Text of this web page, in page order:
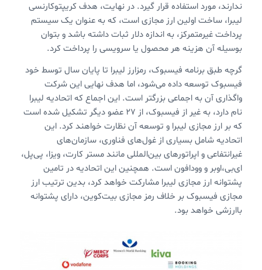
ندارند، مورد استفاده قرار گیرد. در نهایت، هدف کریپتوکارنسی
لیبرا، ساخت اولین ارز مجازی است، که به عنوان یک سیستم
پرداخت غیرمتمرکز، به اندازه دلار ثبات داشته باشد و بتوان
بوسیله آن هزینه هر محصول یا سرویسی را پرداخت کرد.
گرچه طبق برنامه فیسبوک،‌ رمزارز لیبرا تا پایان سال توسط خود
فیسبوک توسعه داده می‌شود، اما هدف نهایی این شرکت
واگذاری آن به اجماعی بزرگتر است. این اجماع که اتحادیه لیبرا
نام دارد، به غیر از فیسبوک، از ۲۷ عضو دیگر تشکیل شده است
که بر ارز مجازی لیبرا و توسعه آن نظارت خواهند کرد. این
اتحادیه شامل بسیاری از غول‌های فناوری، سازمان‌های
غیرانتفاعی و اپراتورهای بین‌المللی مانند مستر کارت، ویزا، پی‌پل،
ای‌بی،‌اوبر و وودافون است. همچنین این اتحادیه در تامین
پشتوانه ارز مجازی لیبرا مشارکت خواهد کرد، بدین ترتیب ارز
مجازی فیسبوک بر خلاف رمز مجازی بیت‌کوین، دارای پشتوانه
باارزشی خواهد بود.